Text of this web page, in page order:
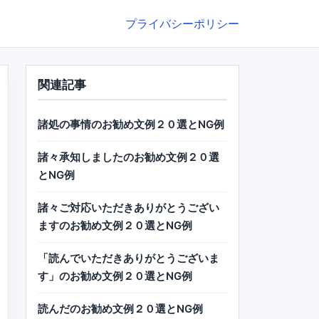
プライバシーポリシー
関連記事
諸処の事情のお勧め文例２０選とNG例
諸々承知しましたのお勧め文例２０選
とNG例
諸々ご対応いただきありがとうござい
ますのお勧め文例２０選とNG例
「読んでいただきありがとうございま
す」のお勧め文例２０選とNG例
読んだのお勧め文例２０選とNG例